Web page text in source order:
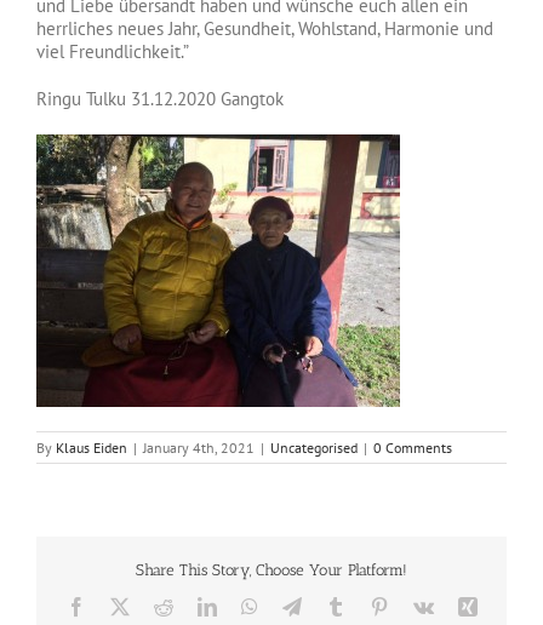
und Liebe übersandt haben und wünsche euch allen ein
herrliches neues Jahr, Gesundheit, Wohlstand, Harmonie und
viel Freundlichkeit.”
Ringu Tulku 31.12.2020 Gangtok
By Klaus Eiden | January 4th, 2021 | Uncategorised | 0 Comments
Share This Story, Choose Your Platform!
Facebook RedditLinkedInWhatsApp
TelegramTumblr Pinterest
Vk